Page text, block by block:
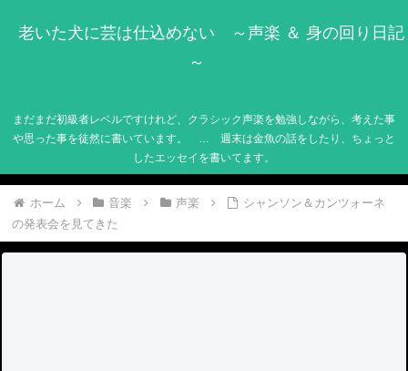
老いた犬に芸は仕込めない ～声楽 ＆ 身の回り日記
～
まだまだ初級者レベルですけれど、クラシック声楽を勉強しながら、考えた事
や思った事を徒然に書いています。 … 週末は金魚の話をしたり、ちょっと
したエッセイを書いてます。
ホーム 音楽 声楽
シャンソン＆カンツォーネ
の発表会を見てきた